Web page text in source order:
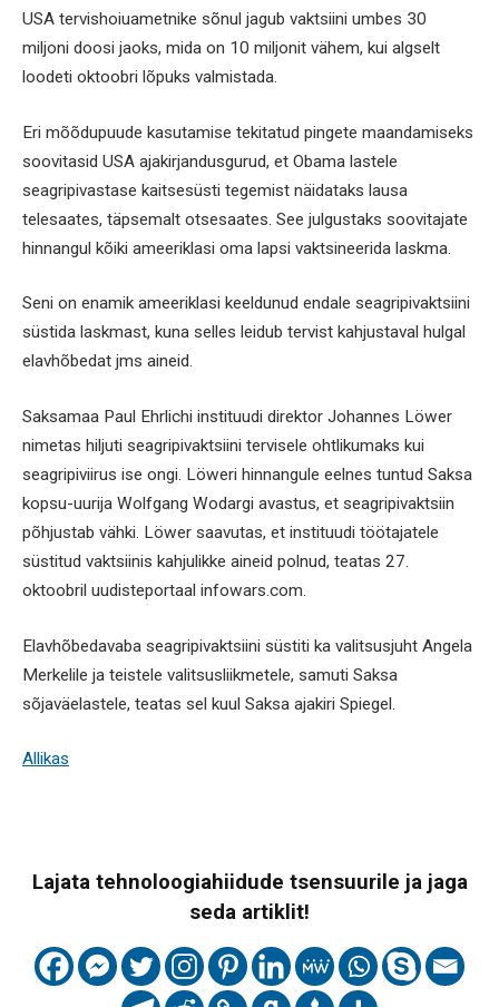
USA tervishoiuametnike sõnul jagub vaktsiini umbes 30
miljoni doosi jaoks, mida on 10 miljonit vähem, kui algselt
loodeti oktoobri lõpuks valmistada.
Eri mõõdupuude kasutamise tekitatud pingete maandamiseks
soovitasid USA ajakirjandusgurud, et Obama lastele
seagripivastase kaitsesüsti tegemist näidataks lausa
telesaates, täpsemalt otsesaates. See julgustaks soovitajate
hinnangul kõiki ameeriklasi oma lapsi vaktsineerida laskma.
Seni on enamik ameeriklasi keeldunud endale seagripivaktsiini
süstida laskmast, kuna selles leidub tervist kahjustaval hulgal
elavhõbedat jms aineid.
Saksamaa Paul Ehrlichi instituudi direktor Johannes Löwer
nimetas hiljuti seagripivaktsiini tervisele ohtlikumaks kui
seagripiviirus ise ongi. Löweri hinnangule eelnes tuntud Saksa
kopsu-uurija Wolfgang Wodargi avastus, et seagripivaktsiin
põhjustab vähki. Löwer saavutas, et instituudi töötajatele
süstitud vaktsiinis kahjulikke aineid polnud, teatas 27.
oktoobril uudisteportaal infowars.com.
Elavhõbedavaba seagripivaktsiini süstiti ka valitsusjuht Angela
Merkelile ja teistele valitsusliikmetele, samuti Saksa
sõjaväelastele, teatas sel kuul Saksa ajakiri Spiegel.
Allikas
Lajata tehnoloogiahiidude tsensuurile ja jaga
seda artiklit!